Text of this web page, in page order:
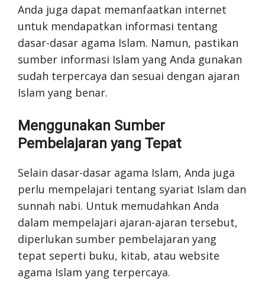
Anda juga dapat memanfaatkan internet
untuk mendapatkan informasi tentang
dasar-dasar agama Islam. Namun, pastikan
sumber informasi Islam yang Anda gunakan
sudah terpercaya dan sesuai dengan ajaran
Islam yang benar.
Menggunakan Sumber
Pembelajaran yang Tepat
Selain dasar-dasar agama Islam, Anda juga
perlu mempelajari tentang syariat Islam dan
sunnah nabi. Untuk memudahkan Anda
dalam mempelajari ajaran-ajaran tersebut,
diperlukan sumber pembelajaran yang
tepat seperti buku, kitab, atau website
agama Islam yang terpercaya.